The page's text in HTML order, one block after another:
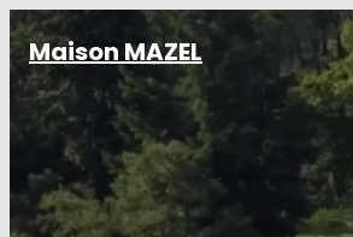
Aller
au
contenu
Maison MAZEL